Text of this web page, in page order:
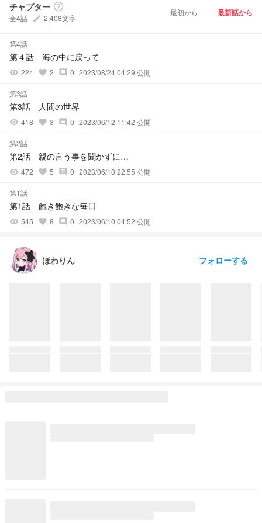
チャプター help_outline
全4話 create 2,408文字
最初から 最新話から
第4話
第４話 海の中に戻って
visibility 224 favorite 2 comment 0 2023/08/24 04:29 公開
第3話
第3話 人間の世界
visibility 418 favorite 3 comment 0 2023/06/12 11:42 公開
第2話
第2話 親の言う事を聞かずに…
visibility 472 favorite 5 comment 0 2023/06/10 22:55 公開
第1話
第1話 飽き飽きな毎日
visibility 545 favorite 8 comment 0 2023/06/10 04:52 公開
ほわりん フォローする